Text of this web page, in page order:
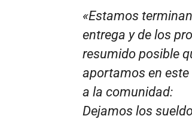
«Estamos
entrega y de los
resumido posible
aportamos en
a la comunidad:
Dejamos los